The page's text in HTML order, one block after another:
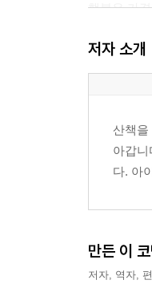
행복은 가
이제 잡아먹
떠났던 순
인연은 계
나의 가장
좋은 문장
길 위에서
저자 소개
산책
아갑
다. 아
만든 이
저자, 역자,